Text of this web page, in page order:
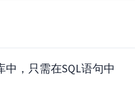
，只需在SQL语句中